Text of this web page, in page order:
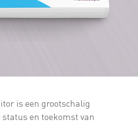
is een grootschalig
en toekomst van